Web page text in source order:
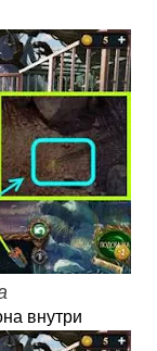
внутри